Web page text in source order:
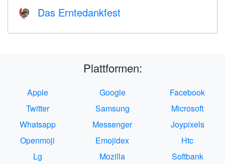
🦃 Das Erntedankfest
Plattformen:
Apple Google
Facebook
Twitter
Samsung
Microsoft
Whatsapp
Messenger
Joypixels
Openmoji
Emojidex
Htc
Lg
Mozilla
Softbank